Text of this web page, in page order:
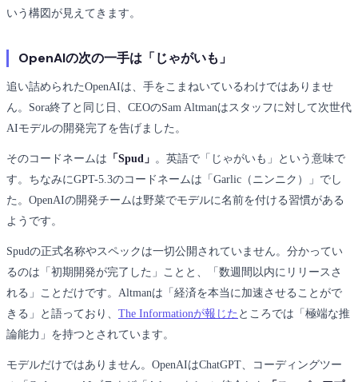
いう構図が見えてきます。
OpenAIの次の一手は「じゃがいも」
追い詰められたOpenAIは、手をこまねいているわけではありませ
ん。Sora終了と同じ日、CEOのSam Altmanはスタッフに対して次世代
AIモデルの開発完了を告げました。
そのコードネームは 「Spud」 。英語で「じゃがいも」という意味で
す。ちなみにGPT-5.3のコードネームは「Garlic（ニンニク）」でし
た。OpenAIの開発チームは野菜でモデルに名前を付ける習慣がある
ようです。
Spudの正式名称やスペックは一切公開されていません。分かってい
るのは「初期開発が完了した」ことと、「数週間以内にリリースさ
れる」ことだけです。Altmanは「経済を本当に加速させることがで
きる」と語っており、 The Informationが報じた ところでは「極端な推
論能力」を持つとされています。
モデルだけではありません。OpenAIはChatGPT、コーディングツー